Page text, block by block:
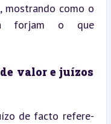
mostrando como o
forjam o que
valor e juízos
de facto refere-